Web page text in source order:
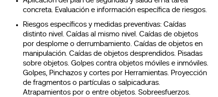
concreta. Evaluación e información específica de riesgos.
Riesgos específicos y medidas preventivas: Caídas
distinto nivel. Caídas al mismo nivel. Caídas de objetos
por desplome o derrumbamiento. Caídas de objetos en
manipulación. Caídas de objetos desprendidos. Pisadas
sobre objetos. Golpes contra objetos móviles e inmóviles.
Golpes, Pinchazos y cortes por Herramientas. Proyección
de fragmentos o partículas o salpicaduras.
Atrapamientos por o entre objetos. Sobreesfuerzos.